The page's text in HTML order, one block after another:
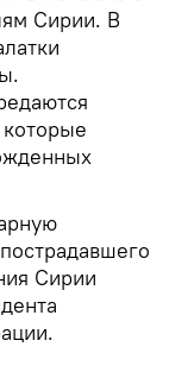
Сирии. В
Сирии